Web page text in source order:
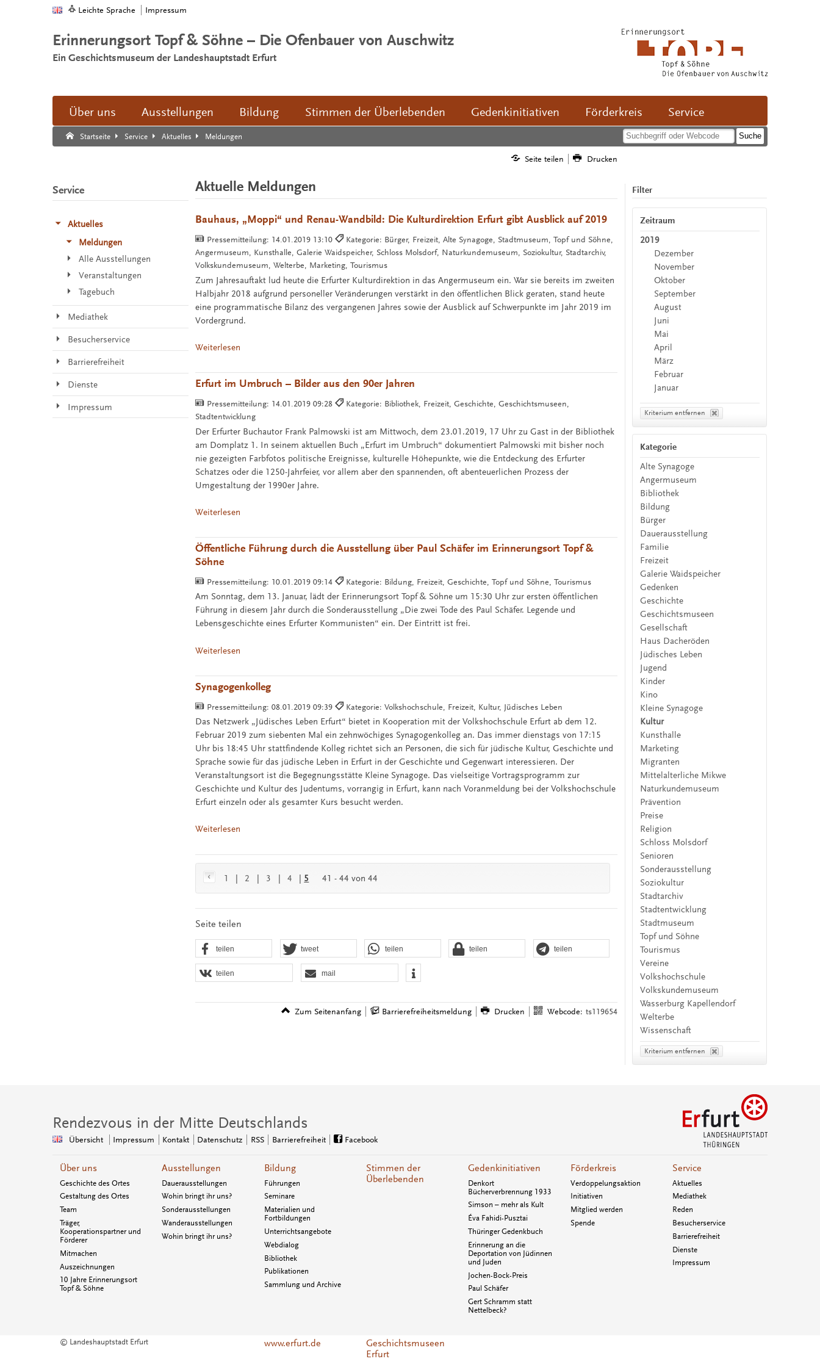
Leichte Sprache Impressum
Erinnerungsort Topf & Söhne – Die Ofenbauer von Auschwitz
Ein Geschichtsmuseum der Landeshauptstadt Erfurt
Über uns Ausstellungen Bildung Stimmen der Überlebenden Gedenkinitiativen Förderkreis Service
Startseite Service Aktuelles Meldungen
Suche:
Suche Ende.
Seite teilen Drucken
Aktuelle Meldungen
Bauhaus, „Moppi“ und Renau-Wandbild: Die Kulturdirektion Erfurt gibt Ausblick auf 2019
Pressemitteilung: 14.01.2019 13:10
Kategorie: Bürger, Freizeit, Alte Synagoge, Stadtmuseum, Topf und Söhne,
Angermuseum, Kunsthalle, Galerie Waidspeicher, Schloss Molsdorf, Naturkundemuseum, Soziokultur, Stadtarchiv,
Volkskundemuseum, Welterbe, Marketing, Tourismus
Zum Jahresauftakt lud heute die Erfurter Kulturdirektion in das Angermuseum ein. War sie bereits im zweiten
Halbjahr 2018 aufgrund personeller Veränderungen verstärkt in den öffentlichen Blick geraten, stand heute
eine programmatische Bilanz des vergangenen Jahres sowie der Ausblick auf Schwerpunkte im Jahr 2019 im
Vordergrund.
Weiterlesen
Erfurt im Umbruch – Bilder aus den 90er Jahren
Pressemitteilung: 14.01.2019 09:28
Kategorie: Bibliothek, Freizeit, Geschichte, Geschichtsmuseen,
Stadtentwicklung
Der Erfurter Buchautor Frank Palmowski ist am Mittwoch, dem 23.01.2019, 17 Uhr zu Gast in der Bibliothek
am Domplatz 1. In seinem aktuellen Buch „Erfurt im Umbruch“ dokumentiert Palmowski mit bisher noch
nie gezeigten Farbfotos politische Ereignisse, kulturelle Höhepunkte, wie die Entdeckung des Erfurter
Schatzes oder die 1250-Jahrfeier, vor allem aber den spannenden, oft abenteuerlichen Prozess der
Umgestaltung der 1990er Jahre.
Weiterlesen
Öffentliche Führung durch die Ausstellung über Paul Schäfer im Erinnerungsort Topf &
Söhne
Pressemitteilung: 10.01.2019 09:14 Kategorie: Bildung, Freizeit, Geschichte, Topf und Söhne, Tourismus
Am Sonntag, dem 13. Januar, lädt der Erinnerungsort Topf & Söhne um 15:30 Uhr zur ersten öffentlichen
Führung in diesem Jahr durch die Sonderausstellung „Die zwei Tode des Paul Schäfer. Legende und
Lebensgeschichte eines Erfurter Kommunisten“ ein. Der Eintritt ist frei.
Weiterlesen
Synagogenkolleg
Pressemitteilung: 08.01.2019 09:39 Kategorie: Volkshochschule, Freizeit, Kultur, Jüdisches Leben
Das Netzwerk „Jüdisches Leben Erfurt“ bietet in Kooperation mit der Volkshochschule Erfurt ab dem 12.
Februar 2019 zum siebenten Mal ein zehnwöchiges Synagogenkolleg an. Das immer dienstags von 17:15
Uhr bis 18:45 Uhr stattfindende Kolleg richtet sich an Personen, die sich für jüdische Kultur, Geschichte und
Sprache sowie für das jüdische Leben in Erfurt in der Geschichte und Gegenwart interessieren. Der
Veranstaltungsort ist die Begegnungsstätte Kleine Synagoge. Das vielseitige Vortragsprogramm zur
Geschichte und Kultur des Judentums, vorrangig in Erfurt, kann nach Voranmeldung bei der Volkshochschule
Erfurt einzeln oder als gesamter Kurs besucht werden.
Weiterlesen
1 2 3 4 5 41 - 44 von 44
Seite teilen
teilen tweet teilen teilen teilen
teilen mail
Zum Seitenanfang Barrierefreiheitsmeldung Drucken Webcode: ts119654
Filter
Zeitraum
2019
Dezember
November
Oktober
September
August
Juni
Mai
April
März
Februar
Januar
Kriterium entfernen
Kategorie
Alte Synagoge
Angermuseum
Bibliothek
Bildung
Bürger
Dauerausstellung
Familie
Freizeit
Galerie Waidspeicher
Gedenken
Geschichte
Geschichtsmuseen
Gesellschaft
Haus Dacheröden
Jüdisches Leben
Jugend
Kinder
Kino
Kleine Synagoge
Kultur
Kunsthalle
Marketing
Migranten
Mittelalterliche Mikwe
Naturkundemuseum
Prävention
Preise
Religion
Schloss Molsdorf
Senioren
Sonderausstellung
Soziokultur
Stadtarchiv
Stadtentwicklung
Stadtmuseum
Topf und Söhne
Tourismus
Vereine
Volkshochschule
Volkskundemuseum
Wasserburg Kapellendorf
Welterbe
Wissenschaft
Kriterium entfernen
Service
Aktuelles
Meldungen
Alle Ausstellungen
Veranstaltungen
Tagebuch
Mediathek
Besucherservice
Barrierefreiheit
Dienste
Impressum
Rendezvous in der Mitte Deutschlands
Übersicht Impressum Kontakt Datenschutz RSS Barrierefreiheit Facebook
Über uns
Geschichte des Ortes
Gestaltung des Ortes
Team
Träger,
Kooperationspartner und
Förderer
Mitmachen
Auszeichnungen
10 Jahre Erinnerungsort
Topf & Söhne
Ausstellungen
Dauerausstellungen
Wohin bringt ihr uns?
Sonderausstellungen
Wanderausstellungen
Wohin bringt ihr uns?
Bildung
Führungen
Seminare
Materialien und
Fortbildungen
Unterrichtsangebote
Webdialog
Bibliothek
Publikationen
Sammlung und Archive
Stimmen der
Überlebenden
Gedenkinitiativen
Denkort
Bücherverbrennung 1933
Simson – mehr als Kult
Éva Fahidi-Pusztai
Thüringer Gedenkbuch
Erinnerung an die
Deportation von Jüdinnen
und Juden
Jochen-Bock-Preis
Paul Schäfer
Gert Schramm statt
Nettelbeck?
Förderkreis
Verdoppelungsaktion
Initiativen
Mitglied werden
Spende
Service
Aktuelles
Mediathek
Reden
Besucherservice
Barrierefreiheit
Dienste
Impressum
© Landeshauptstadt Erfurt www.erfurt.de
Geschichtsmuseen
Erfurt